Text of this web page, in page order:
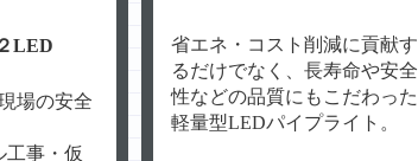
LED
場の安全
工事・仮
省エネ・コスト削減に貢献す
るだけでなく、長寿命や安全
性などの品質にもこだわった
軽量型LEDパイプライト。